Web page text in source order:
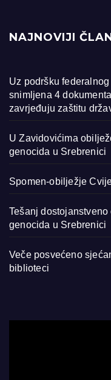
NAJNOVIJI
Uz podršku
snimljena 4
zavrjeđuju zaštitu
U Zavidovićima
genocida u Srebrenici
Spomen-obilježje
Tešanj
genocida u Srebrenici
Veče posvećeno
biblioteci